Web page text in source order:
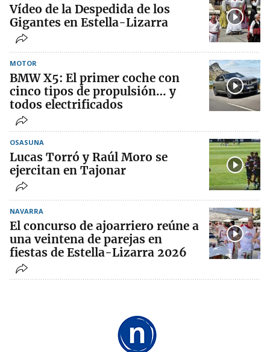
Vídeo de la Despedida de los
Gigantes en Estella-Lizarra
MOTOR
BMW X5: El primer coche con
cinco tipos de propulsión… y
todos electrificados
OSASUNA
Lucas Torró y Raúl Moro se
ejercitan en Tajonar
NAVARRA
El concurso de ajoarriero reúne a
una veintena de parejas en
fiestas de Estella-Lizarra 2026